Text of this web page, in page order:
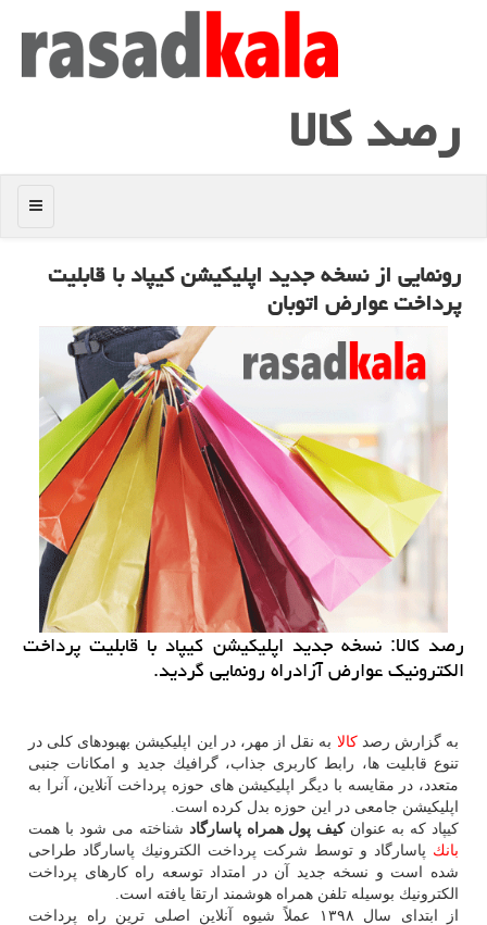
رصد كالا
منو
رونمایی از نسخه جدید اپلیكیشن كیپاد با قابلیت
پرداخت عوارض اتوبان
رصد كالا: نسخه جدید اپلیكیشن كیپاد با قابلیت پرداخت
الكترونیك عوارض آزادراه رونمایی گردید.
به گزارش رصدكالا به نقل از مهر، در این اپلیكیشن بهبودهای كلی در
تنوع قابلیت ها، رابط كاربری جذاب، گرافیك جدید و امكانات جنبی
متعدد، در مقایسه با دیگر اپلیكیشن های حوزه پرداخت آنلاین، آنرا به
اپلیكیشن جامعی در این حوزه بدل كرده است.
كیپاد كه به عنوان كیف پول همراه پاسارگاد شناخته می شود با همت
بانك پاسارگاد و توسط شركت پرداخت الكترونیك پاسارگاد طراحی
شده است و نسخه جدید آن در امتداد توسعه راه كارهای پرداخت
الكترونیك بوسیله تلفن همراه هوشمند ارتقا یافته است.
از ابتدای سال ۱۳۹۸ عملاً شیوه آنلاین اصلی ترین راه پرداخت